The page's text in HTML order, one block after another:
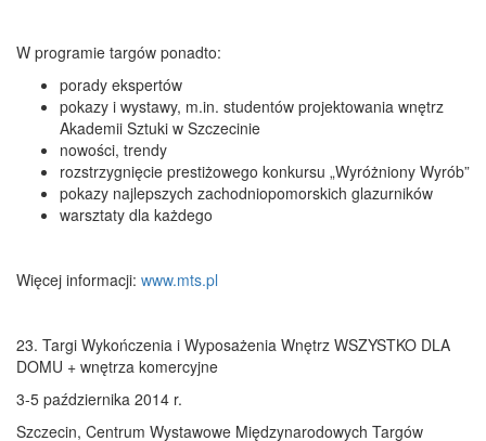
W programie targów ponadto:
porady ekspertów
pokazy i wystawy, m.in. studentów projektowania wnętrz
Akademii Sztuki w Szczecinie
nowości, trendy
rozstrzygnięcie prestiżowego konkursu „Wyróżniony Wyrób”
pokazy najlepszych zachodniopomorskich glazurników
warsztaty dla każdego
Więcej informacji: www.mts.pl
23. Targi Wykończenia i Wyposażenia Wnętrz WSZYSTKO DLA
DOMU + wnętrza komercyjne
3-5 października 2014 r.
Szczecin, Centrum Wystawowe Międzynarodowych Targów